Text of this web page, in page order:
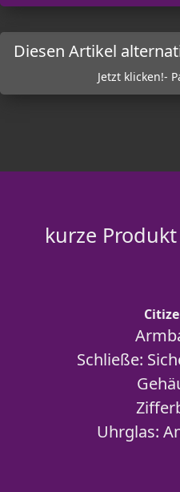
Diesen Artikel
Jetzt klicken!-
kurze
Schließe:
Uhrglas: